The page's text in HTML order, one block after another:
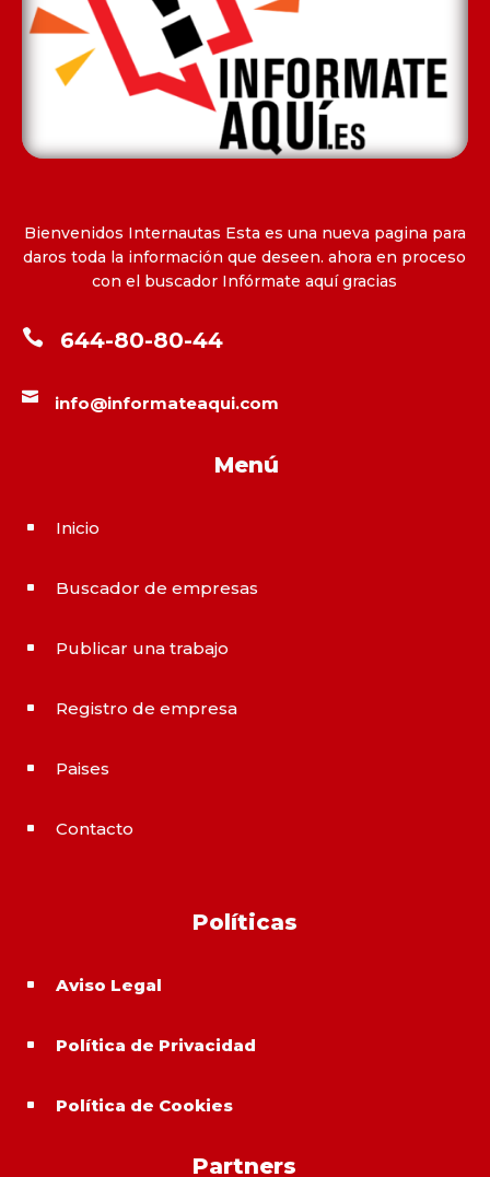
Bienvenidos Internautas Esta es una nueva pagina para
daros toda la información que deseen. ahora en proceso
con el buscador Infórmate aquí gracias
 644-80-80-44
 info@informateaqui.com
Menú
^ Inicio
^ Buscador de empresas
^ Publicar una trabajo
^ Registro de empresa
^ Paises
^ Contacto
Políticas
^ Aviso Legal
^ Política de Privacidad
^ Política de Cookies
Partners